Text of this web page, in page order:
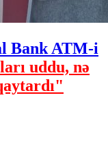
Bank ATM-i
uddu, nə